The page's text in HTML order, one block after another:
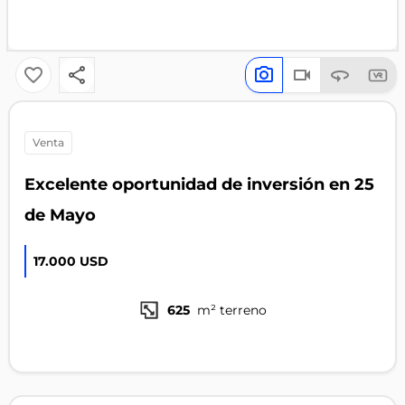
venta
Excelente oportunidad de inversión en 25
de Mayo
17.000 USD
625 m² terreno